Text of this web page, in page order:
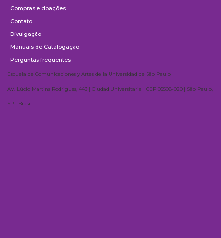
Compras e doações
Contato
Divulgação
Manuais de Catalogação
Perguntas frequentes
Escuela de Comunicaciones y Artes de la Universidad de São Paulo
AV. Lúcio Martins Rodrigues, 443 | Ciudad Universitaria | CEP 05508-020 | São Paulo,
SP | Brasil